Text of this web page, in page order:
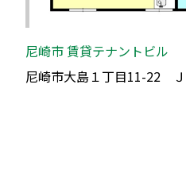
尼崎市 賃貸テナントビル
尼崎市大島１丁目11-22